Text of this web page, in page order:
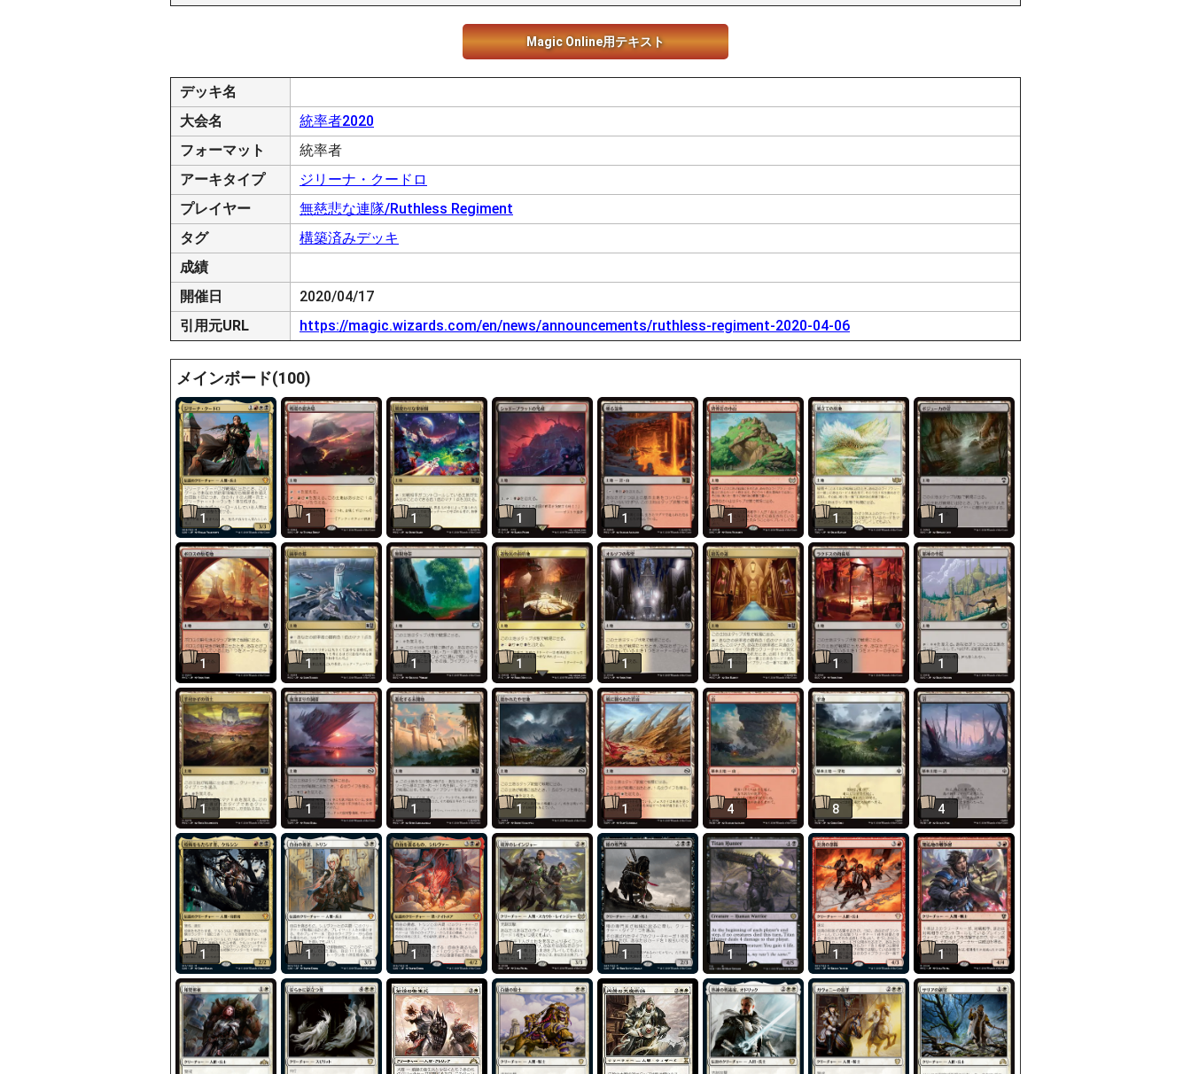
Magic Online用テキスト
デッキ名
大会名
統率者2020
フォーマット
統率者
アーキタイプ
ジリーナ・クードロ
プレイヤー
無慈悲な連隊/Ruthless Regiment
タグ
構築済みデッキ
成績
開催日
2020/04/17
引用元URL
https://magic.wizards.com/en/news/announcements/ruthless-regiment-2020-04-06
メインボード(100)
1 1 1 1 1 1 1 1
1 1 1 1 1 1 1 1
1 1 1 1 1 4 8 4
1 1 1 1 1 1 1 1